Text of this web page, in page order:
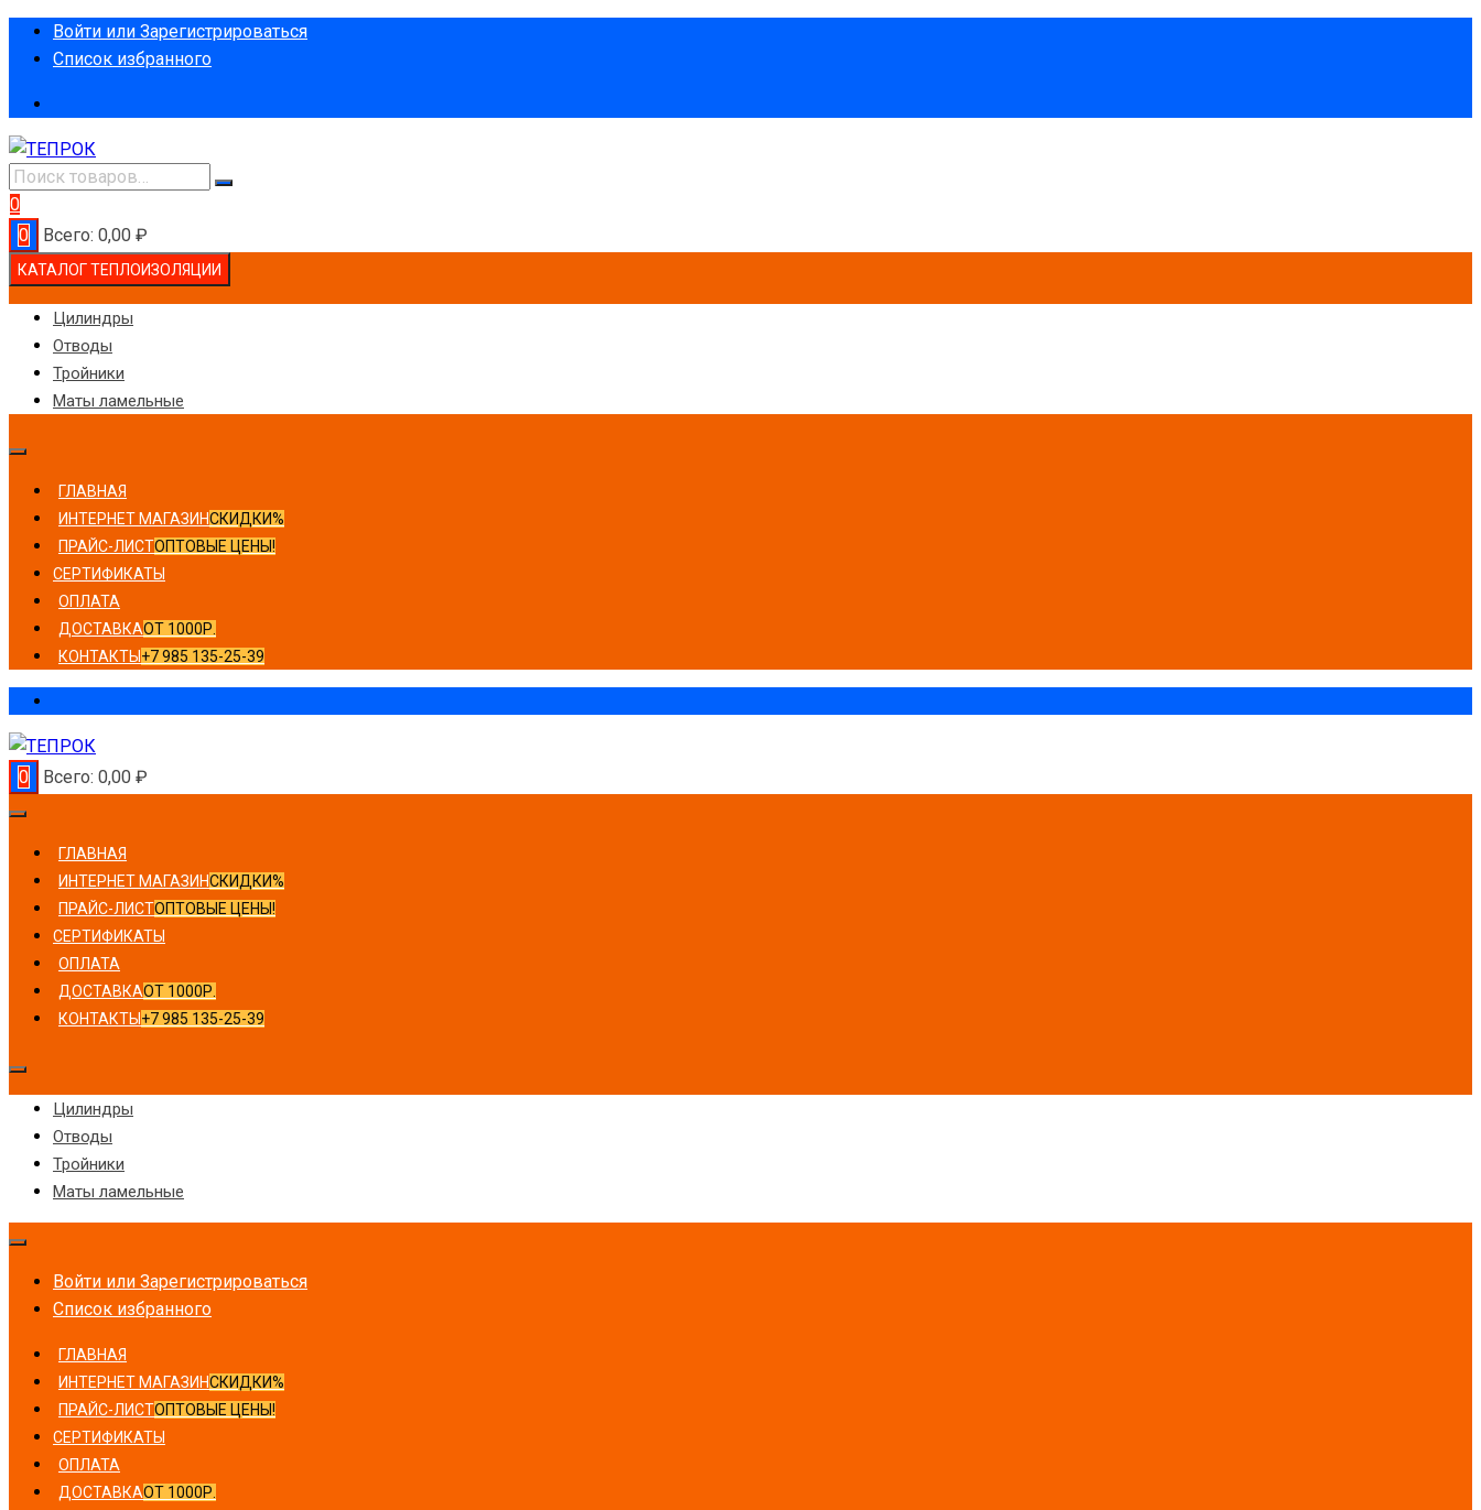
ПерейтиВойти или Зарегистрироваться
Список избранного
0
0
Всего: 0,00 ₽
КАТАЛОГ ТЕПЛОИЗОЛЯЦИИ
Цилиндры
Отводы
Тройники
Маты ламельные
ГЛАВНАЯ
ИНТЕРНЕТ МАГАЗИНСКИДКИ%
ПРАЙС-ЛИСТОПТОВЫЕ ЦЕНЫ!
СЕРТИФИКАТЫ
ОПЛАТА
ДОСТАВКАОТ 1000Р.
КОНТАКТЫ +7 985 135-25-39
0 Всего: 0,00 ₽
ГЛАВНАЯ
ИНТЕРНЕТ МАГАЗИНСКИДКИ%
ПРАЙС-ЛИСТОПТОВЫЕ ЦЕНЫ!
СЕРТИФИКАТЫ
ОПЛАТА
ДОСТАВКАОТ 1000Р.
КОНТАКТЫ +7 985 135-25-39
Цилиндры
Отводы
Тройники
Маты ламельные
Войти или Зарегистрироваться
Список избранного
ГЛАВНАЯ
ИНТЕРНЕТ МАГАЗИНСКИДКИ%
ПРАЙС-ЛИСТОПТОВЫЕ ЦЕНЫ!
СЕРТИФИКАТЫ
ОПЛАТА
ДОСТАВКАОТ 1000Р.